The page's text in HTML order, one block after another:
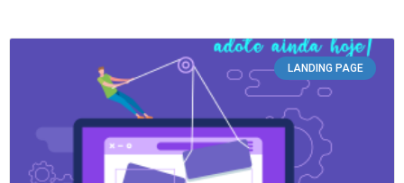
LANDING PAGE